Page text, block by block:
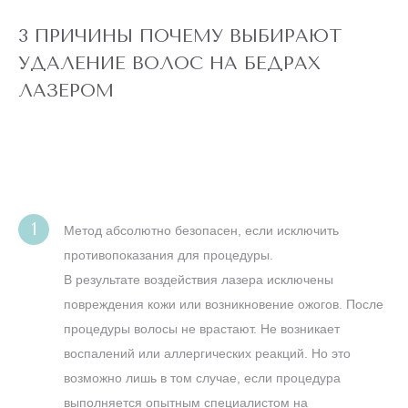
подмышки, малая
зона) действует
клиентов
5 ДНЕЙ
до
конца акции
3 ПРИЧИНЫ ПОЧЕМУ ВЫБИРАЮТ
УДАЛЕНИЕ ВОЛОС НА БЕДРАХ
ЛАЗЕРОМ
Метод абсолютно безопасен, если исключить
противопоказания для процедуры.
В результате воздействия лазера исключены
повреждения кожи или возникновение ожогов. После
процедуры волосы не врастают. Не возникает
воспалений или аллергических реакций. Но это
возможно лишь в том случае, если процедура
выполняется опытным специалистом на